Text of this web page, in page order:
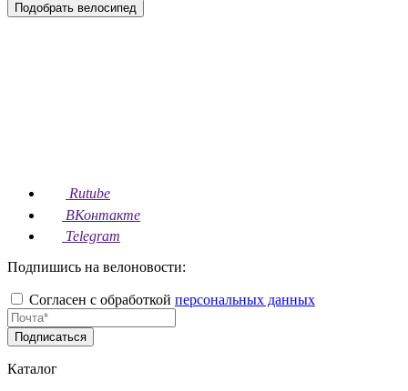
Подобрать велосипед
Rutube
ВКонтакте
Telegram
Подпишись на велоновости:
Согласен с обработкой персональных данных
Подписаться
Каталог